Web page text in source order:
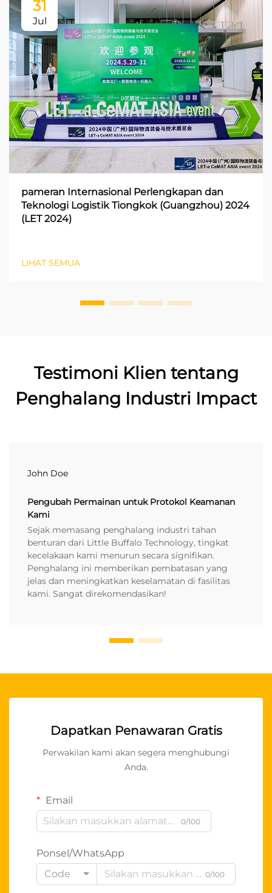
31
Jul
pameran Internasional Perlengkapan dan
Teknologi Logistik Tiongkok (Guangzhou) 2024
(LET 2024)
LIHAT SEMUA
Testimoni Klien tentang
Penghalang Industri Impact
John Doe
Pengubah Permainan untuk Protokol Keamanan
Kami
Sejak memasang penghalang industri tahan
benturan dari Little Buffalo Technology, tingkat
kecelakaan kami menurun secara signifikan.
Penghalang ini memberikan pembatasan yang
jelas dan meningkatkan keselamatan di fasilitas
kami. Sangat direkomendasikan!
Dapatkan Penawaran Gratis
Perwakilan kami akan segera menghubungi
Anda.
Email
0/100
Ponsel/WhatsApp
Code
0/100